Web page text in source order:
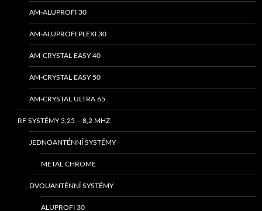
AM-ALUPROFI 30
AM-ALUPROFI PLEXI 30
AM-CRYSTAL EASY 40
AM-CRYSTAL EASY 50
AM-CRYSTAL ULTRA 65
RF SYSTÉMY 3,25 – 8,2 MHZ
JEDNOANTÉNNÍ SYSTÉMY
METAL CHROME
DVOUANTÉNNÍ SYSTÉMY
ALUPROFI 30